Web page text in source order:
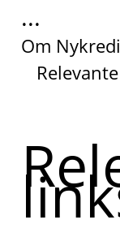
...
Om